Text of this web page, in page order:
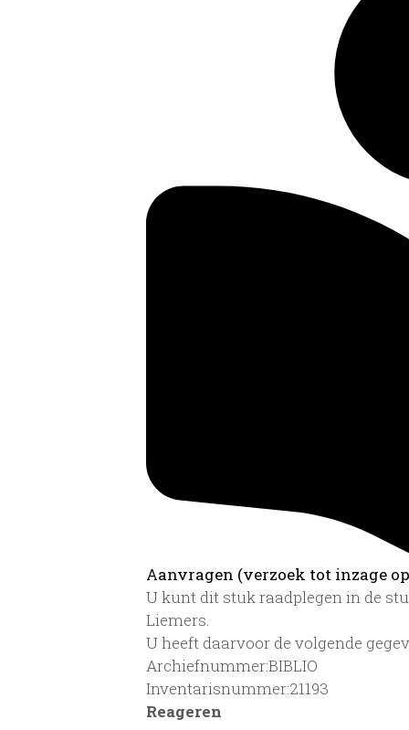
Aanvragen (verzoek tot inzage
U kunt dit stuk raadplegen in de
Liemers.
U heeft daarvoor de volgende
Archiefnummer:BIBLIO
Inventarisnummer:21193
Reageren